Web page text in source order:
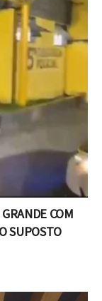
COM
SUPOSTO